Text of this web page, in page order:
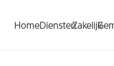
HomeDienstenZakelijk